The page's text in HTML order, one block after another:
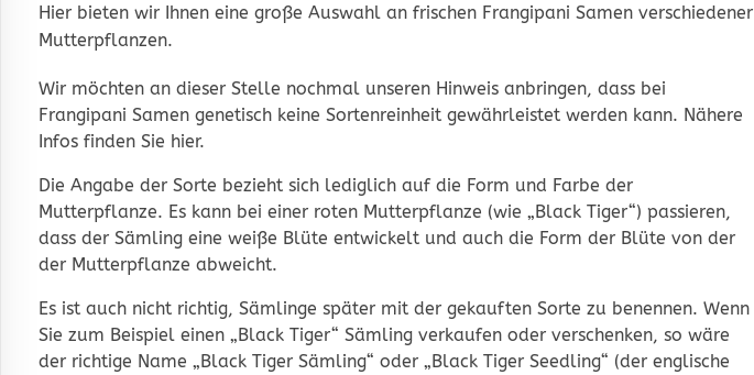
Hier bieten wir Ihnen eine große Auswahl an frischen Frangipani Samen verschiedener
Mutterpflanzen.
Wir möchten an dieser Stelle nochmal unseren Hinweis anbringen, dass bei
Frangipani Samen genetisch keine Sortenreinheit gewährleistet werden kann. Nähere
Infos finden Sie hier.
Die Angabe der Sorte bezieht sich lediglich auf die Form und Farbe der
Mutterpflanze. Es kann bei einer roten Mutterpflanze (wie „Black Tiger“) passieren,
dass der Sämling eine weiße Blüte entwickelt und auch die Form der Blüte von der
der Mutterpflanze abweicht.
Es ist auch nicht richtig, Sämlinge später mit der gekauften Sorte zu benennen. Wenn
Sie zum Beispiel einen „Black Tiger“ Sämling verkaufen oder verschenken, so wäre
der richtige Name „Black Tiger Sämling“ oder „Black Tiger Seedling“ (der englische